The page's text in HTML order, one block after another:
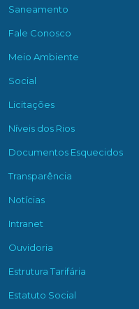
Saneamento
Fale Conosco
Meio Ambiente
Social
Licitações
Níveis dos Rios
Documentos Esquecidos
Transparência
Notícias
Intranet
Ouvidoria
Estrutura Tarifária
Estatuto Social